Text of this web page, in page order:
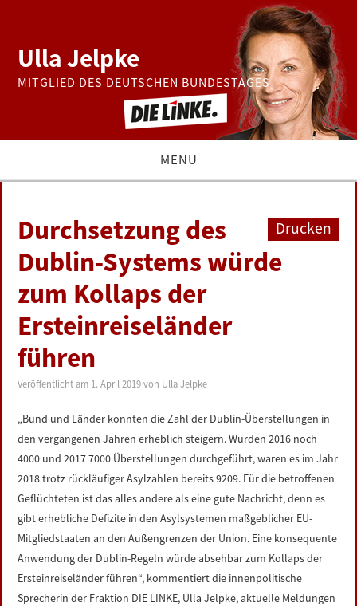
Ulla Jelpke
MITGLIED DES DEUTSCHEN BUNDESTAGES
MENU
BUNDESTAG
PRESSE
ZUR PERSON
LINKS
DATENSCHUTZERKLÄRUNG
IMPRESSUM
Drucken
Durchsetzung des
Dublin-Systems würde
zum Kollaps der
Ersteinreiseländer
führen
Veröffentlicht am 1. April 2019 von Ulla Jelpke
„Bund und Länder konnten die Zahl der Dublin-Überstellungen in
den vergangenen Jahren erheblich steigern. Wurden 2016 noch
4000 und 2017 7000 Überstellungen durchgeführt, waren es im Jahr
2018 trotz rückläufiger Asylzahlen bereits 9209. Für die betroffenen
Geflüchteten ist das alles andere als eine gute Nachricht, denn es
gibt erhebliche Defizite in den Asylsystemen maßgeblicher EU-
Mitgliedstaaten an den Außengrenzen der Union. Eine konsequente
Anwendung der Dublin-Regeln würde absehbar zum Kollaps der
Ersteinreiseländer führen“, kommentiert die innenpolitische
Sprecherin der Fraktion DIE LINKE, Ulla Jelpke, aktuelle Meldungen